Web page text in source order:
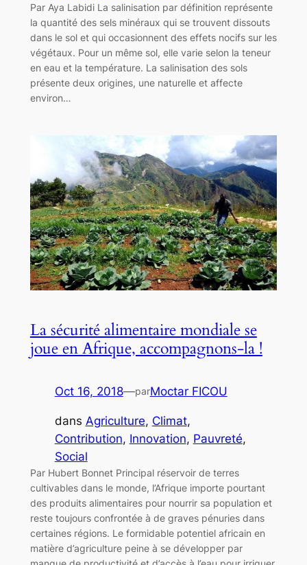
Par Aya Labidi La salinisation par définition représente
la quantité des sels minéraux qui se trouvent dissouts
dans le sol et qui occasionnent des effets nocifs sur les
végétaux. Pour un même sol, elle varie selon la teneur
en eau et la température. La salinisation des sols
présente deux origines, une naturelle et affecte
environ…
La sécurité alimentaire mondiale se
joue en Afrique, accompagnons-la !
Oct 16, 2018—parMoctar FICOU
dans Agriculture, Climat
Contribution, Innovation, Pauvreté
Social
Par Hubert Bonnet Principal réservoir de terres
cultivables dans le monde, l’Afrique importe pourtant
des produits alimentaires pour nourrir sa population et
reste toujours confrontée à de graves pénuries dans
certaines régions. Le formidable potentiel africain en
matière d’agriculture peine à se développer par